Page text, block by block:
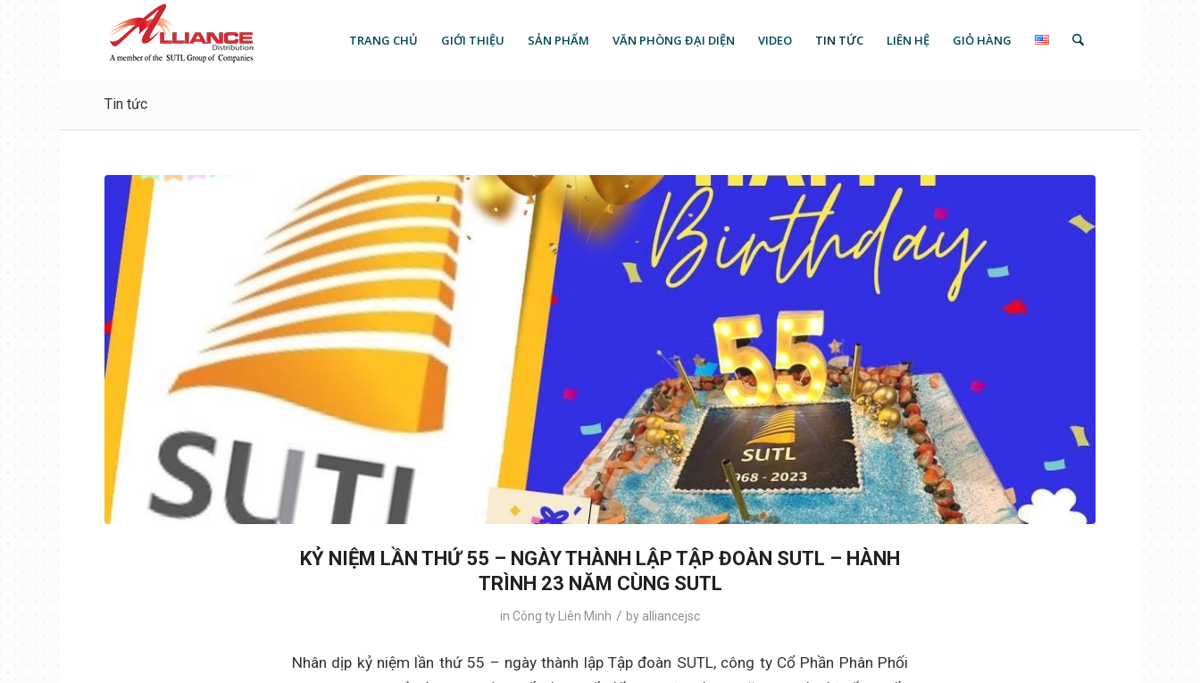
TRANG CHỦ GIỚI THIỆU SẢN PHẨM VĂN PHÒNG ĐẠI DIỆN VIDEO TIN TỨC LIÊN HỆ GIỎ HÀNG
Tin tức
KỶ NIỆM LẦN THỨ 55 – NGÀY THÀNH LẬP TẬP ĐOÀN SUTL – HÀNH
TRÌNH 23 NĂM CÙNG SUTL
in Công ty Liên Minh / by alliancejsc
Nhân dịp kỷ niệm lần thứ 55 – ngày thành lập Tập đoàn SUTL, công ty Cổ Phần Phân Phối